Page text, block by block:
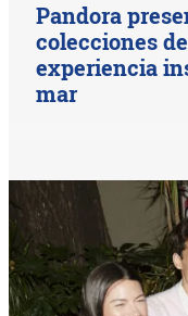
Pandora
colecciones
experiencia
mar